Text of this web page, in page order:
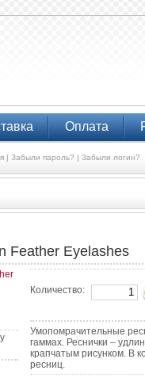
Оплата
|Забыли пароль? |Забыли логин?
Feather Eyelashes
Количество:
Умопомрачительные
гаммах. Реснички –
крапчатым рисунком. В
ресниц.